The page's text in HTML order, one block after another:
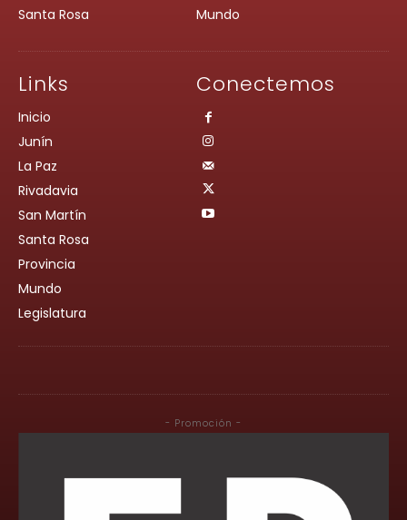
Santa Rosa
Mundo
Links
Inicio
Junín
La Paz
Rivadavia
San Martín
Santa Rosa
Provincia
Mundo
Legislatura
Conectemos
- Promoción -